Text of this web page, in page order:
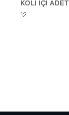
KOLİ İÇİ ADET
12